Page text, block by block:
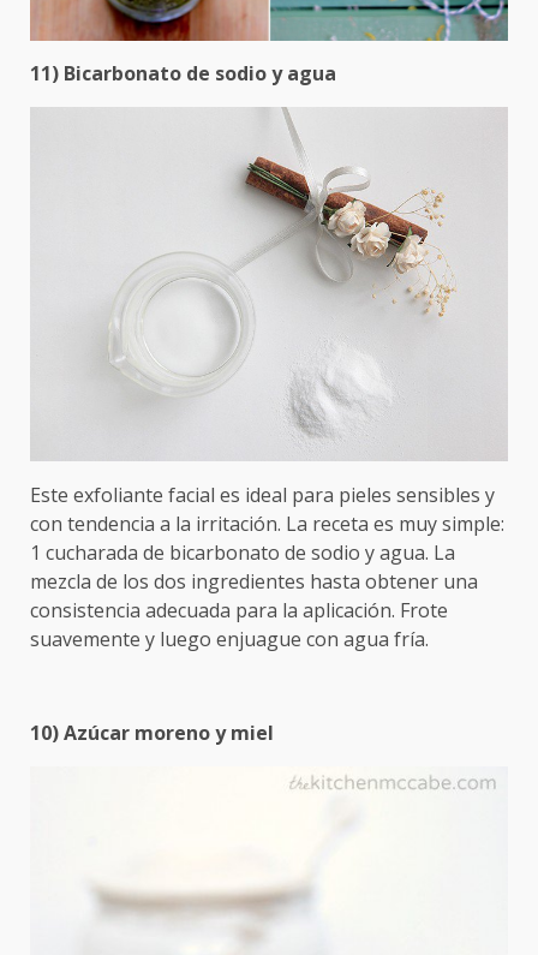
11) Bicarbonato de sodio y agua
Este exfoliante facial es ideal para pieles sensibles y
con tendencia a la irritación. La receta es muy simple:
1 cucharada de bicarbonato de sodio y agua. La
mezcla de los dos ingredientes hasta obtener una
consistencia adecuada para la aplicación. Frote
suavemente y luego enjuague con agua fría.
10) Azúcar moreno y miel